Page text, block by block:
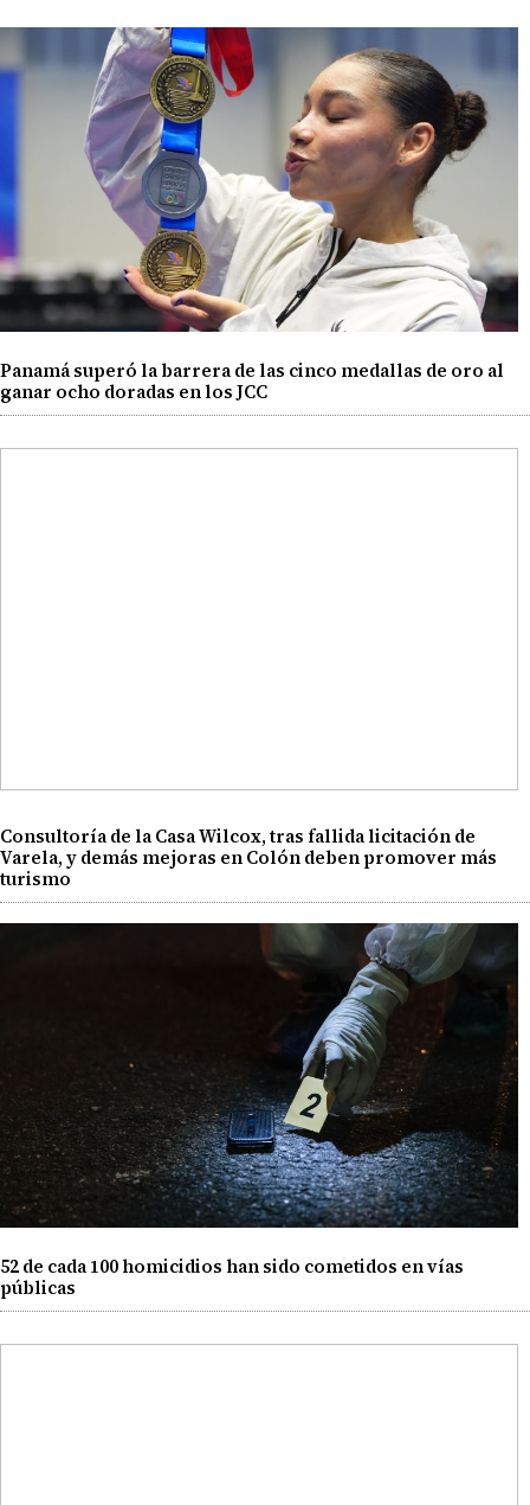
Panamá superó la barrera de las cinco medallas de oro al
ganar ocho doradas en los JCC
Consultoría de la Casa Wilcox, tras fallida licitación de
Varela, y demás mejoras en Colón deben promover más
turismo
52 de cada 100 homicidios han sido cometidos en vías
públicas